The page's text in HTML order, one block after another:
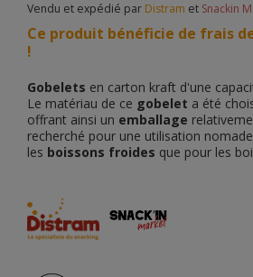
Vendu et expédié par Distram et Snackin
Ce produit bénéficie de frais
!
Gobelets en carton kraft d'une
Le matériau de ce gobelet a été
offrant ainsi un emballage
recherché pour une utilisation
les boissons froides que pour les